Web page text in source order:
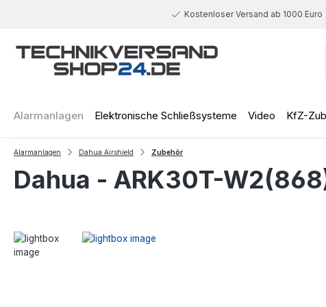
Kostenloser Versand ab 1000 Euro
Alarmanlagen Elektronische Schließsysteme Video KfZ-
Alarmanlagen Dahua Airshield Zubehör
Dahua - ARK30T-